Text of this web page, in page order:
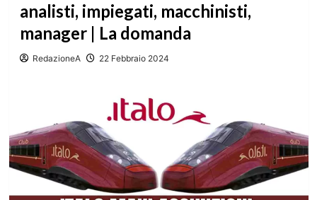
analisti, impiegati, macchinisti,
manager | La domanda
RedazioneA 22 Febbraio 2024